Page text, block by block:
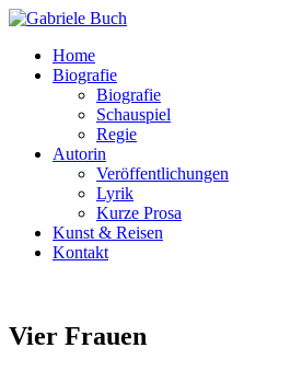
Home
Biografie
Biografie
Schauspiel
Regie
Autorin
Veröffentlichungen
Lyrik
Kurze Prosa
Kunst & Reisen
Kontakt
Vier Frauen